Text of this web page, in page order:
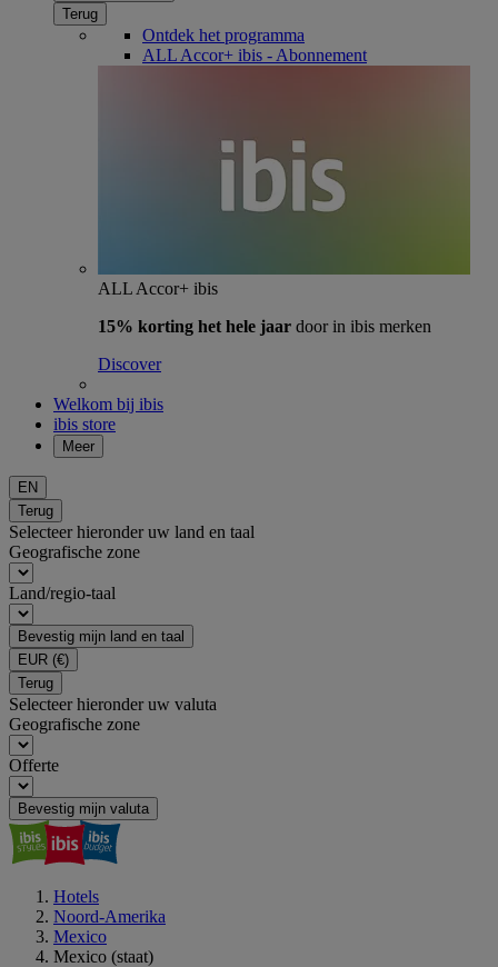
Terug
Ontdek het programma
ALL Accor+ ibis - Abonnement
ALL Accor+ ibis
15% korting het hele jaar door in ibis merken
Discover
Welkom bij ibis
ibis store
Meer
EN
Terug
Selecteer hieronder uw land en taal
Geografische zone
Land/regio-taal
Bevestig mijn land en taal
EUR (€)
Terug
Selecteer hieronder uw valuta
Geografische zone
Offerte
Bevestig mijn valuta
Hotels
Noord-Amerika
Mexico
Mexico (staat)